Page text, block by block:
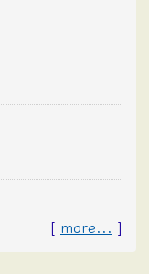
[ more... ]